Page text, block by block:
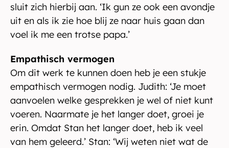
sluit zich hierbij aan. ‘Ik gun ze ook een avondje
uit en als ik zie hoe blij ze naar huis gaan dan
voel ik me een trotse papa.’
Empathisch vermogen
Om dit werk te kunnen doen heb je een stukje
empathisch vermogen nodig. Judith: ‘Je moet
aanvoelen welke gesprekken je wel of niet kunt
voeren. Naarmate je het langer doet, groei je
erin. Omdat Stan het langer doet, heb ik veel
van hem geleerd.’ Stan: ‘Wij weten niet wat de